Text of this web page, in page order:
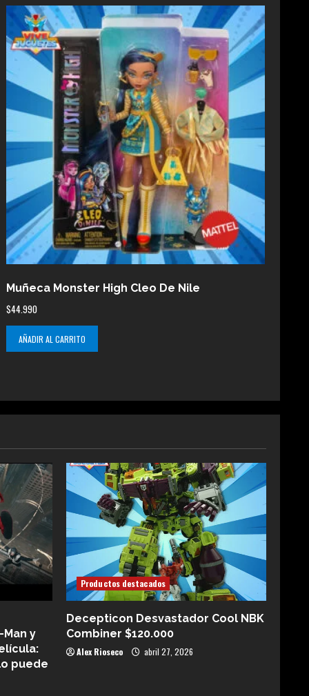
Muñeca Monster High Cleo De Nile
$44.990
AÑADIR AL CARRITO
y
puede
Productos destacados
Decepticon Desvastador Cool NBK
Combiner $120.000
Alex Rioseco abril 27, 2026